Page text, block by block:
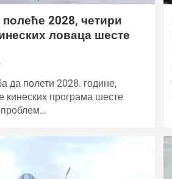
2028, четири
ловаца шесте
да полети 2028. године,
кинеских програма шесте
проблем…